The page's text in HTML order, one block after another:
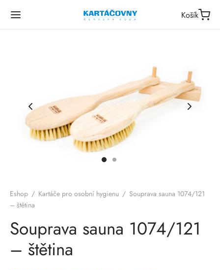
Košík
Eshop / Kartáče pro osobní hygienu / Souprava sauna 1074/121
– štětina
Souprava sauna 1074/121
– štětina